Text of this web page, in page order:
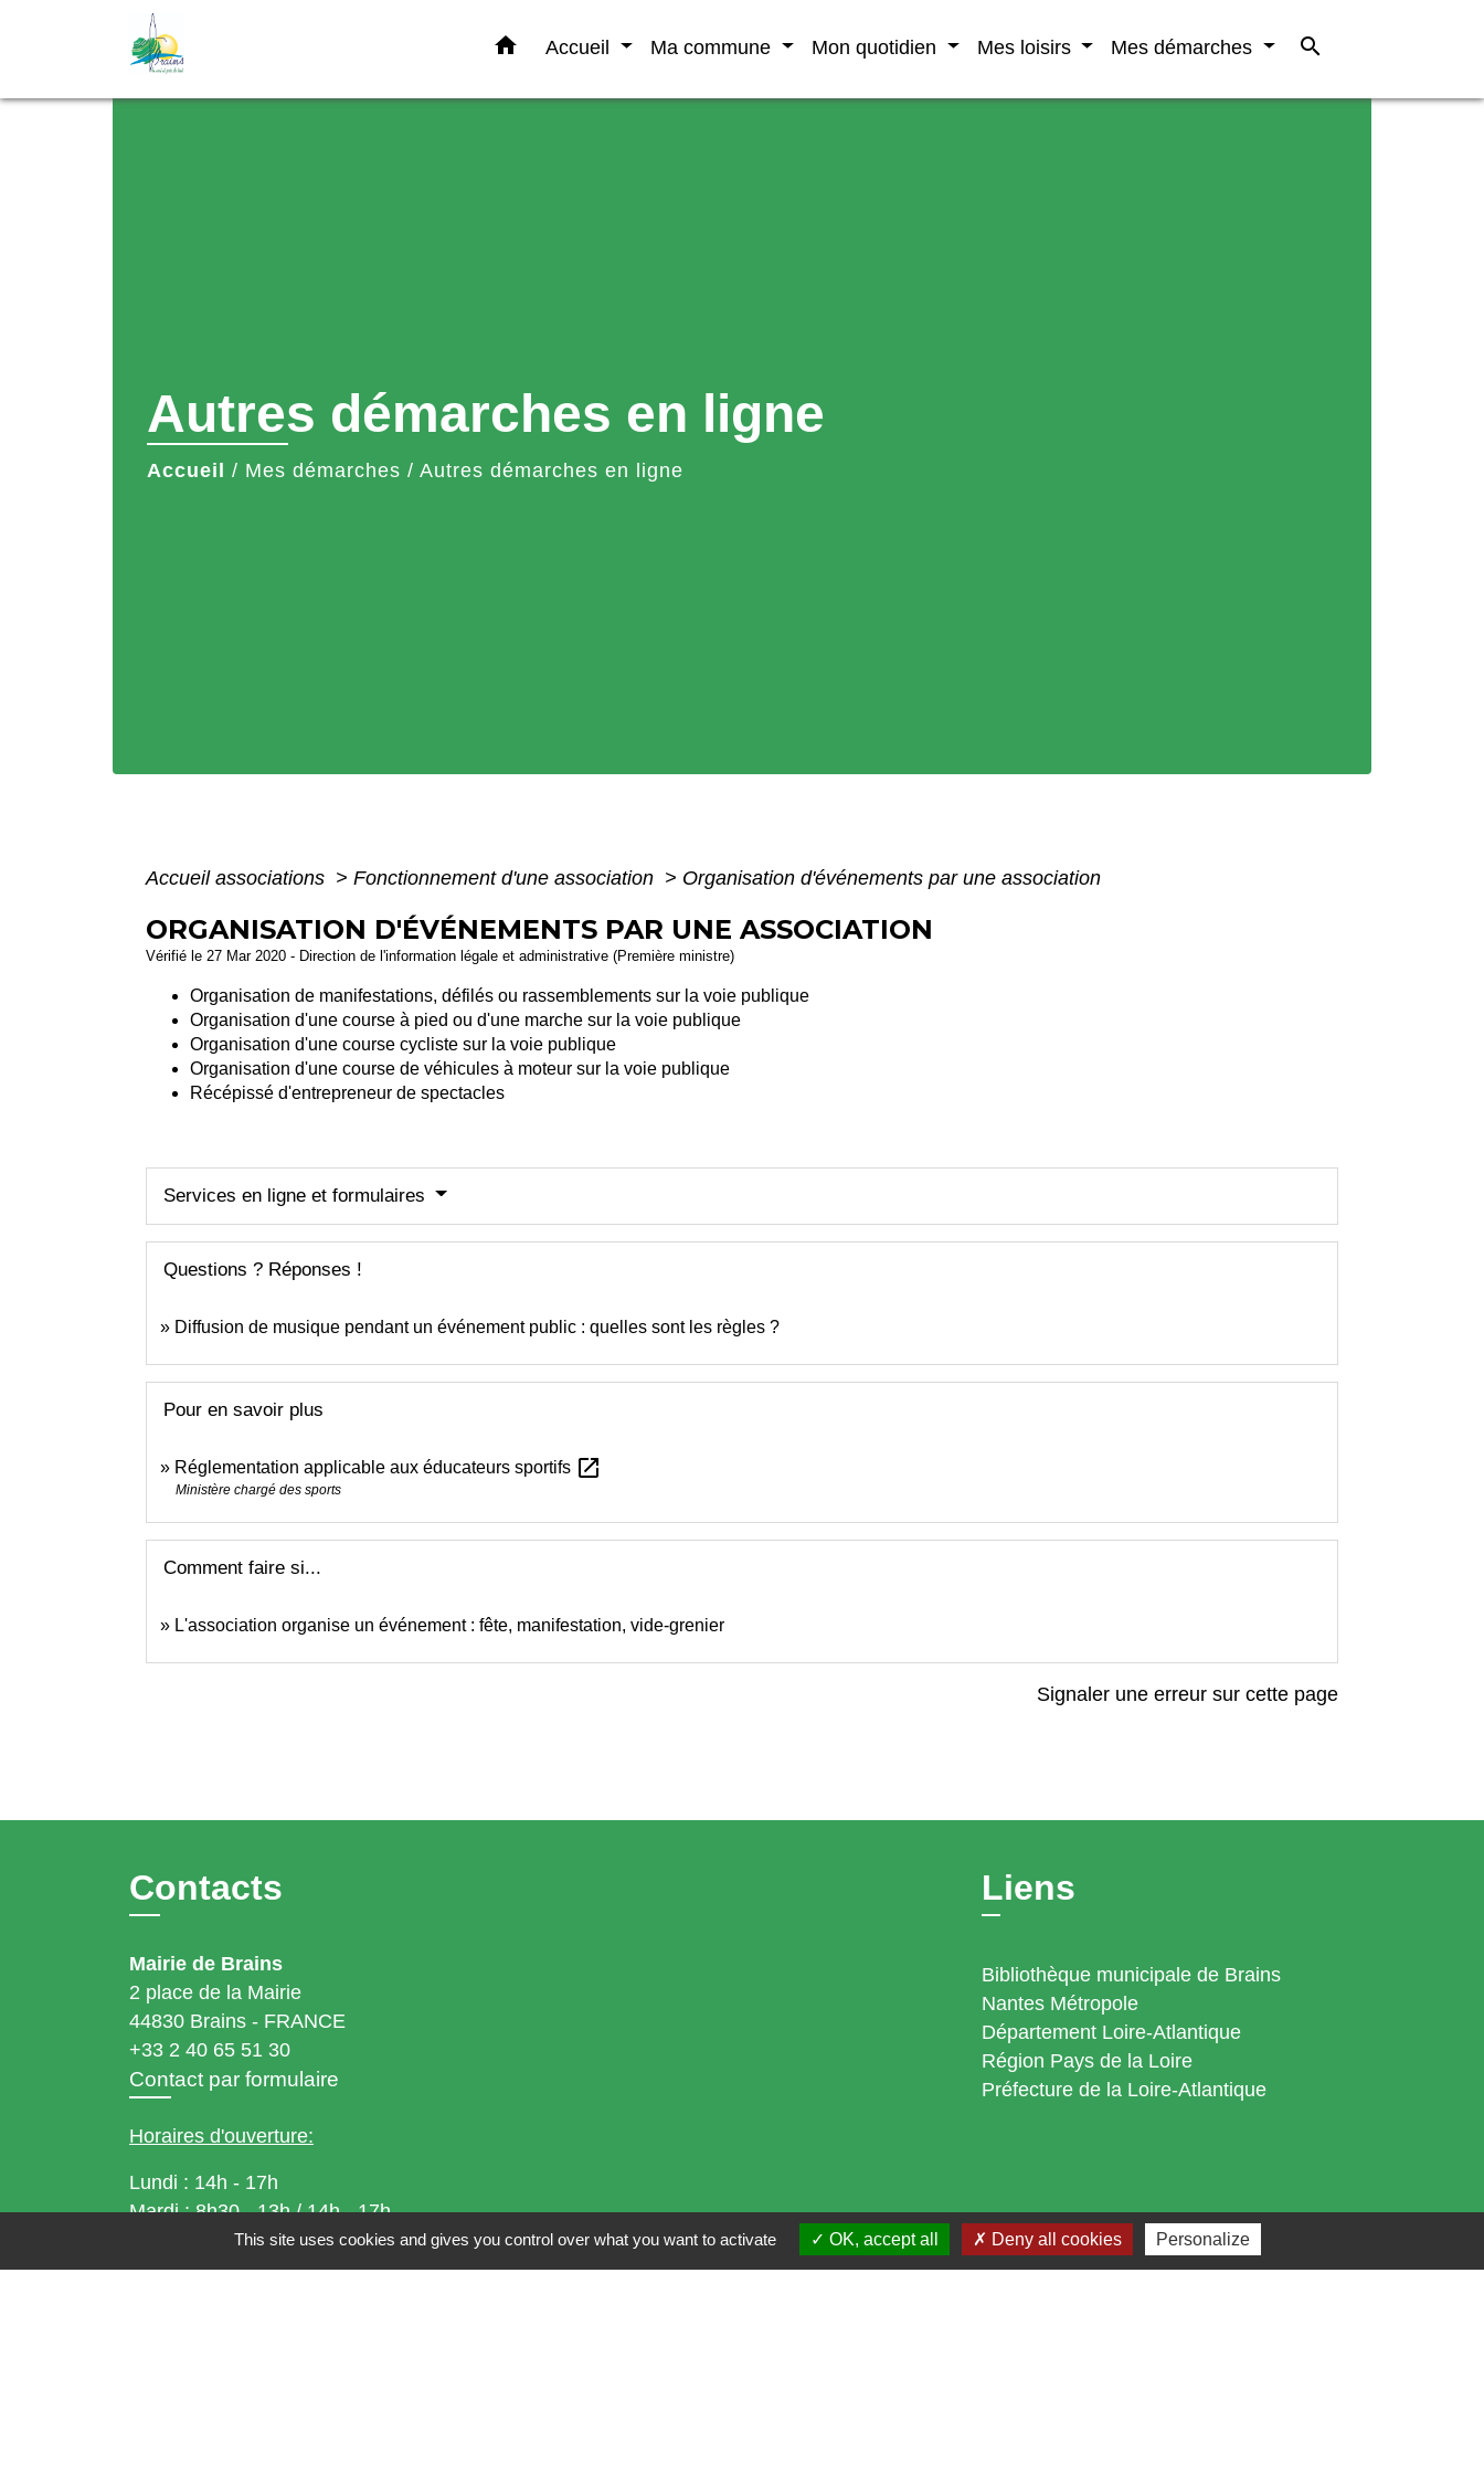
home Accueil Ma commune Mon quotidien Mes loisirs Mes démarches search
Autres démarches en ligne
Accueil / Mes démarches / Autres démarches en ligne
Accueil associations > Fonctionnement d'une association > Organisation d'événements par une association
ORGANISATION D'ÉVÉNEMENTS PAR UNE ASSOCIATION
Vérifié le 27 Mar 2020 - Direction de l'information légale et administrative (Première ministre)
Organisation de manifestations, défilés ou rassemblements sur la voie publique
Organisation d'une course à pied ou d'une marche sur la voie publique
Organisation d'une course cycliste sur la voie publique
Organisation d'une course de véhicules à moteur sur la voie publique
Récépissé d'entrepreneur de spectacles
Services en ligne et formulaires
Questions ? Réponses !
Diffusion de musique pendant un événement public : quelles sont les règles ?
Pour en savoir plus
Réglementation applicable aux éducateurs sportifs open_in_new
Ministère chargé des sports
Comment faire si...
L'association organise un événement : fête, manifestation, vide-grenier
Signaler une erreur sur cette page
Contacts
Mairie de Brains
2 place de la Mairie
44830 Brains - FRANCE
+33 2 40 65 51 30
Contact par formulaire
Horaires d'ouverture:
Lundi : 14h - 17h
Mardi : 8h30 - 13h / 14h - 17h
Mercredi : 8h30 - 13h
Jeudi : 8h30 - 13h
Liens
Bibliothèque municipale de Brains
Nantes Métropole
Département Loire-Atlantique
Région Pays de la Loire
Préfecture de la Loire-Atlantique
This site uses cookies and gives you control over what you want to activate OK, accept all Deny all cookies Personalize